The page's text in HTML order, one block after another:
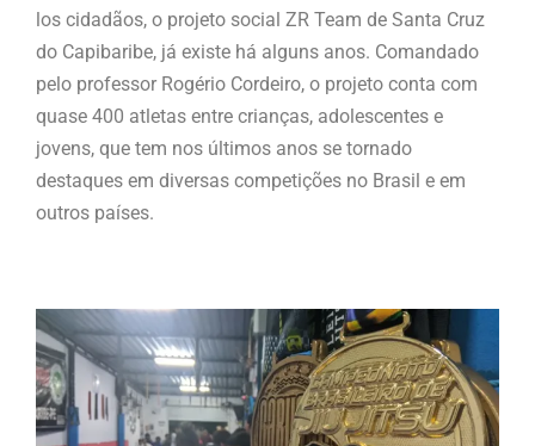
los cidadãos, o projeto social ZR Team de Santa Cruz
do Capibaribe, já existe há alguns anos. Comandado
pelo professor Rogério Cordeiro, o projeto conta com
quase 400 atletas entre crianças, adolescentes e
jovens, que tem nos últimos anos se tornado
destaques em diversas competições no Brasil e em
outros países.